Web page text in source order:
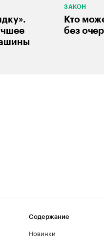
ЗАКОН
Кто
без
Содержание
Новинки